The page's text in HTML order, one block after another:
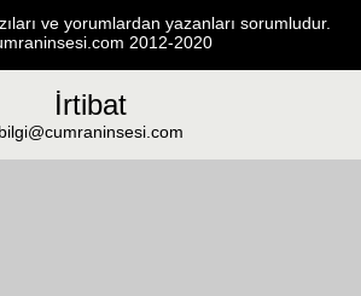
ve yorumlardan yazanları sorumludur.
2012-2020
İrtibat
bilgi@cumraninsesi.com